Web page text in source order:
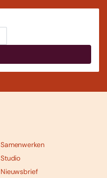
Samenwerken
Studio
Nieuwsbrief